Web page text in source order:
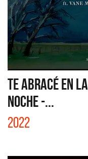
TE ABRACÉ EN LA
NOCHE -...
2022